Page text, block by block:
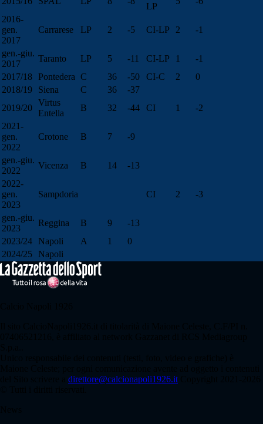
LP
2016-
gen.
2017
Carrarese LP 2 -5 CI-LP 2 -1
gen.-giu.
2017
Taranto LP 5 -11 CI-LP 1
-1
2017/18 Pontedera C 36 -50 CI-C 2
0
2018/19
Siena C 36
-37
2019/20
Virtus
Entella
B 32 -44 CI 1
-2
2021-
gen.
2022
Crotone B 7 -9
gen.-giu.
2022
Vicenza B 14
-13
2022-
gen.
2023
Sampdoria CI 2 -3
gen.-giu.
2023
Reggina B 9
-13
2023/24 Napoli A 1
0
2024/25 Napoli
direttore@calcionapoli1926.it